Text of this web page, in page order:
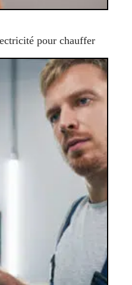
pour chauffer